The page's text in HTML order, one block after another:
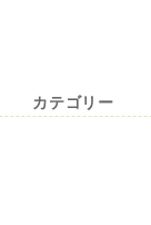
カテゴリー